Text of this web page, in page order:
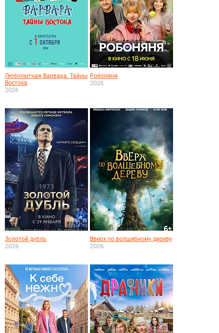
Любопытная Варвара. Тайны
Востока
2026
Робоняня
2026
Золотой дубль
2026
Вверх по волшебному дереву
2026